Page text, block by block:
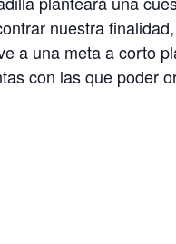
nuestra
a una meta a corto
con las que poder